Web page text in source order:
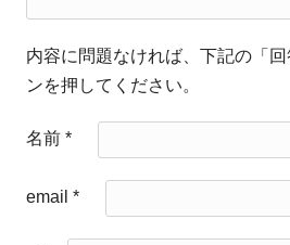
内容に問題なければ、下記の「
ンを押してください。
名前*
email*